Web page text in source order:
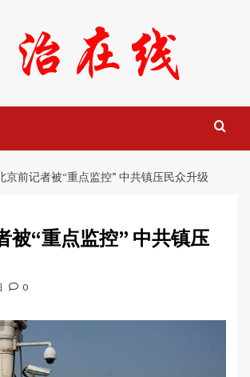
京前记者被“重点监控” 中共镇压民众升级
被“重点监控” 中共镇压
0